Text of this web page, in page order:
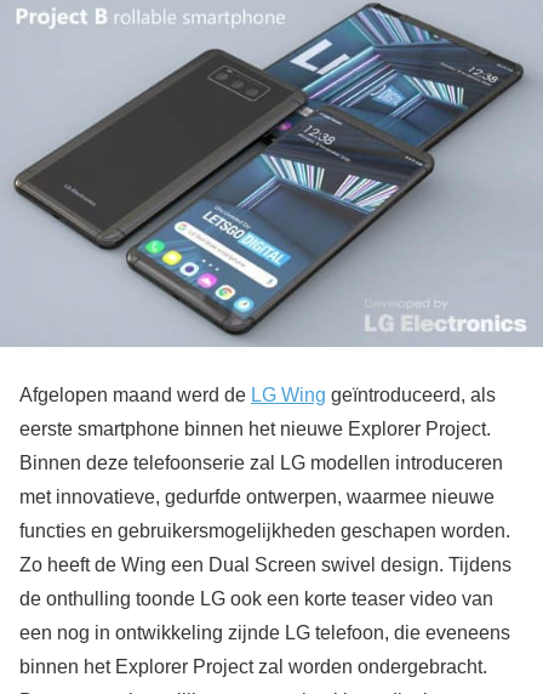
Afgelopen maand werd de LG Wing geïntroduceerd, als
eerste smartphone binnen het nieuwe Explorer Project.
Binnen deze telefoonserie zal LG modellen introduceren
met innovatieve, gedurfde ontwerpen, waarmee nieuwe
functies en gebruikersmogelijkheden geschapen worden.
Zo heeft de Wing een Dual Screen swivel design. Tijdens
de onthulling toonde LG ook een korte teaser video van
een nog in ontwikkeling zijnde LG telefoon, die eveneens
binnen het Explorer Project zal worden ondergebracht.